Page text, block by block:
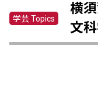
学芸 Topics
横
文科